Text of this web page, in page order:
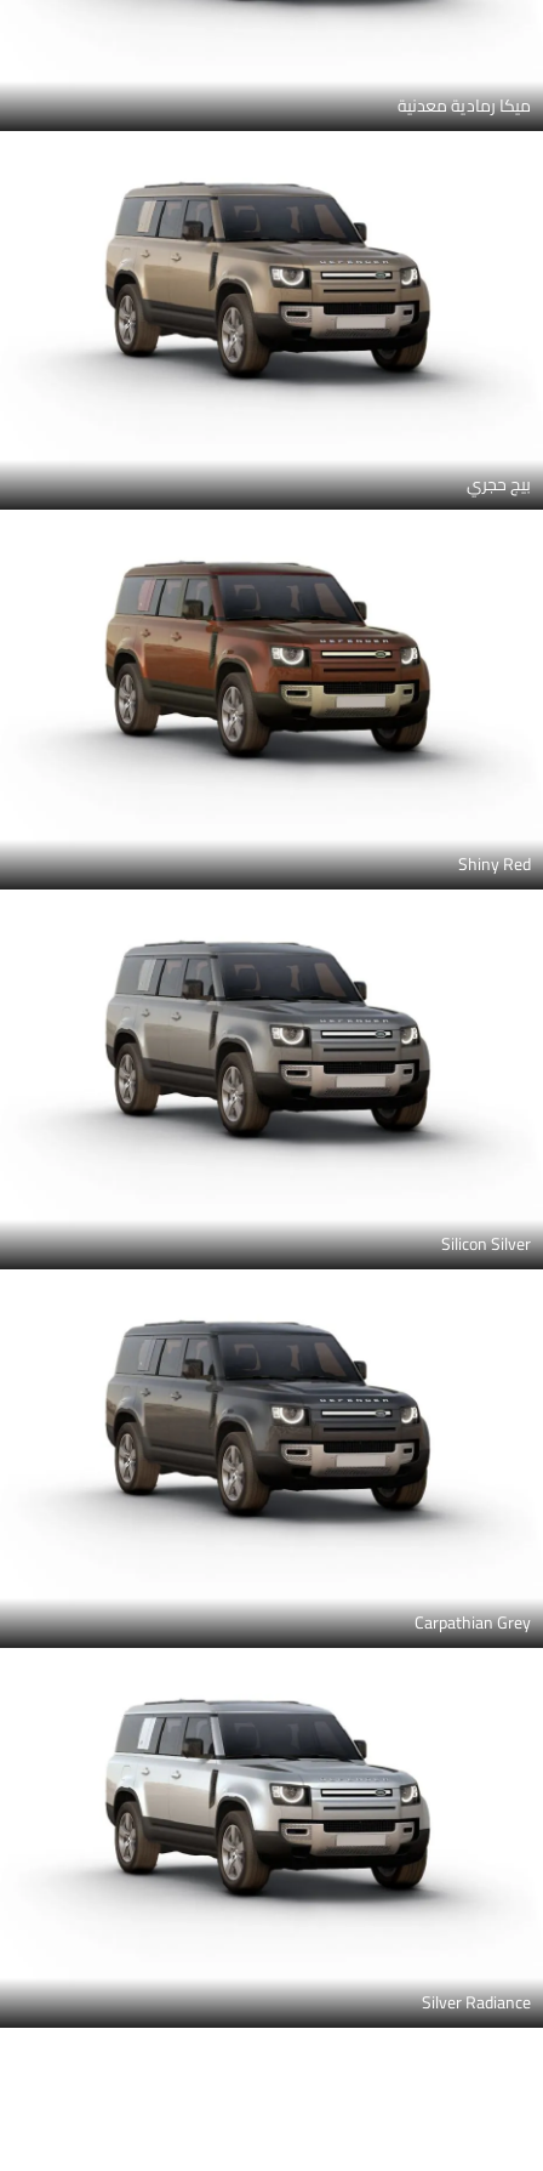
ميكا رمادية معدنية
بيج حجري
Shiny Red
Silicon Silver
Carpathian Grey
Silver Radiance